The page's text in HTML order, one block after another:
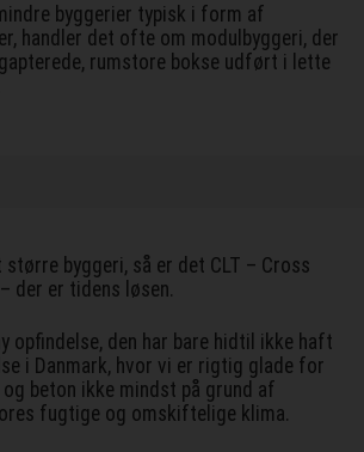
byggerier typisk i form af
handler det ofte om modulbyggeri, der
rumstore bokse udført i lette
byggeri, så er det CLT – Cross
der er tidens løsen.
opfindelse, den har bare hidtil ikke haft
i Danmark, hvor vi er rigtig glade for
beton ikke mindst på grund af
fugtige og omskiftelige klima.